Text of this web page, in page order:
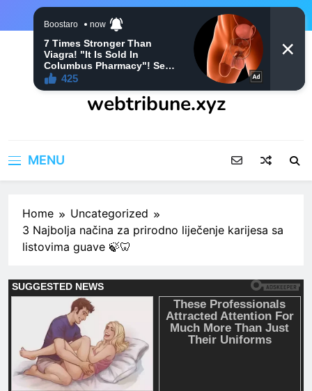
webtribune.xyz
MENU
Home
Uncategorized
3 Najbolja načina za prirodno liječenje karijesa sa
listovima guave 🍃🦷